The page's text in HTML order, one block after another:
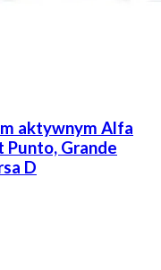
aktywnym Alfa
Punto, Grande
D